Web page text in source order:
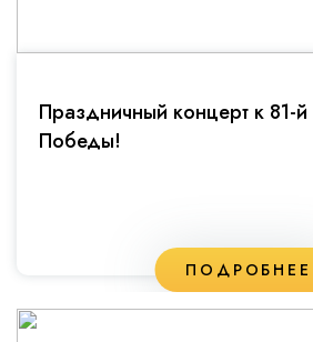
Праздничный концерт к 81-
Победы!
ПОДРОБНЕЕ